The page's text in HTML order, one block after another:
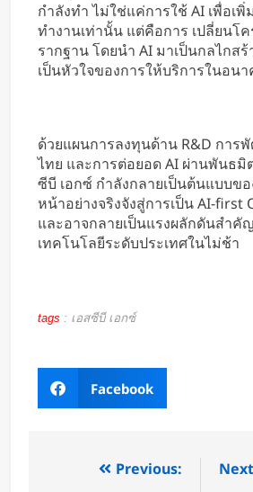
กำลังทำ ไม่ใช่แค่การใช้ AI เพื่อเ
ทำงานเท่านั้น แต่คือการ เปลี่ยนโ
รากฐาน โดยนำ AI มาเป็นกลไกส
เป็นหัวใจของการให้บริการในอน
ด้วยแผนการลงทุนด้าน R&D การ
ไทย และการต่อยอด AI ผ่านพันธมิ
ซีบี เอกซ์ กำลังกลายเป็นต้นแบบข
หน้าอย่างจริงจังสู่การเป็น AI-first
และอาจกลายเป็นแรงผลักดันสำคั
เทคโนโลยีระดับประเทศในไม่ช้า
tags : เอสซีบี เอกซ์
Facebook
Previous: